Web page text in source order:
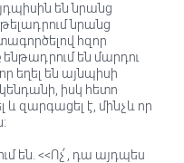
են նրանց
նրանց
հզոր
են մարդու
եղել են այնպիսի
իսկ հետո
զարգացել է, մինչև որ
են. <<Ոչ՛, դա այդպես